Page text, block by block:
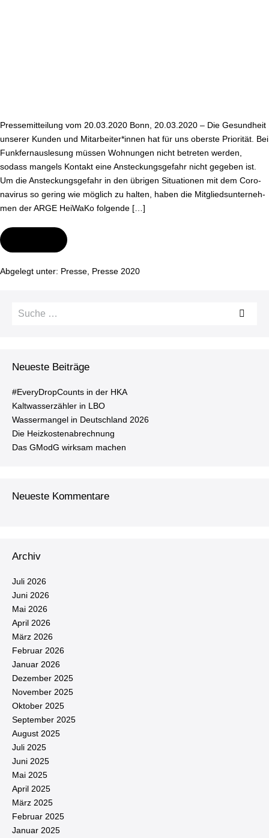
Pres­se­mit­tei­lung vom 20.03.2020 Bonn, 20.03.2020 – Die Gesundheit
unserer Kunden und Mit­ar­bei­ter*innen hat für uns oberste Priorität. Bei
Funk­fern­aus­le­sung müssen Wohnungen nicht betreten werden,
sodass mangels Kontakt eine An­ste­ckungs­ge­fahr nicht gegeben ist.
Um die An­ste­ckungs­ge­fahr in den übrigen Si­tua­tio­nen mit dem Co­ro­
na­vi­rus so gering wie möglich zu halten, haben die Mit­glieds­un­ter­neh­
men der ARGE HeiWaKo folgende […]
Wichtige
Mitteilung
Umgang
mit
na-
Vi­
Abgelegt unter: Presse Presse 2020
Suche
Neueste Beiträge
#Ever­y­Drop­Counts in der HKA
Kalt­was­ser­zäh­ler in LBO
Was­ser­man­gel in Deutsch­land 2026
Die Heiz­kos­ten­ab­rech­nung
Das GModG wirksam machen
Neueste Kommentare
Archiv
Juli 2026
Juni 2026
Mai 2026
April 2026
März 2026
Februar 2026
Januar 2026
Dezember 2025
November 2025
Oktober 2025
September 2025
August 2025
Juli 2025
Juni 2025
Mai 2025
April 2025
März 2025
Februar 2025
Januar 2025